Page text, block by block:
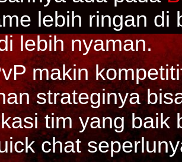
lebih ringan di
lebih nyaman.
makin
strateginya
tim yang baik
chat